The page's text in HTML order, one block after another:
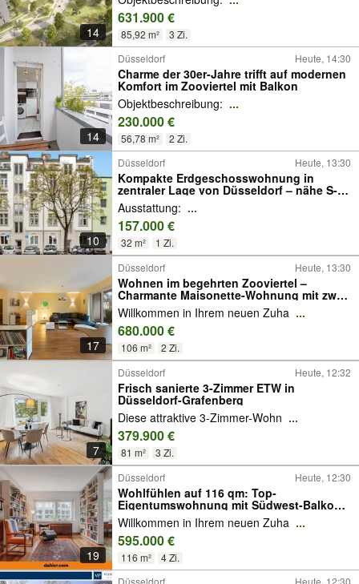
14
schattenspendenden Bäumen,
Spielplätzen und Bänken ergänzen den
hellen, offenen Stil der...
631.900 €
85,92 m² 3 Zi.
14
Düsseldorf Heute, 14:30
Charme der 30er-Jahre trifft auf modernen
Komfort im Zooviertel mit Balkon
Objektbeschreibung: ...
230.000 €
56,78 m² 2 Zi.
10
Düsseldorf Heute, 13:30
Kompakte Erdgeschosswohnung in
zentraler Lage von Düsseldorf – nähe S-
Bahnhof
Ausstattung: ...
157.000 €
32 m² 1 Zi.
17
Düsseldorf Heute, 13:30
Wohnen im begehrten Zooviertel –
Charmante Maisonette-Wohnung mit zwei
Balkonen
Willkommen in Ihrem neuen Zuha ...
680.000 €
106 m² 2 Zi.
7
Düsseldorf Heute, 12:32
Frisch sanierte 3-Zimmer ETW in
Düsseldorf-Grafenberg
Diese attraktive 3-Zimmer-Wohn ...
379.900 €
81 m² 3 Zi.
19
Düsseldorf Heute, 12:30
Wohlfühlen auf 116 qm: Top-
Eigentumswohnung mit Südwest-Balkon
in Golzheim
Willkommen in Ihrem neuen Zuha ...
595.000 €
116 m² 4 Zi.
Düsseldorf Heute, 12:30